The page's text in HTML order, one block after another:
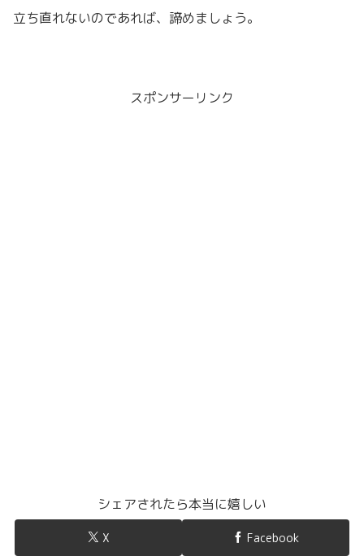
立ち直れないのであれば、諦めましょう。
スポンサーリンク
シェアされたら本当に嬉しい
X Facebook